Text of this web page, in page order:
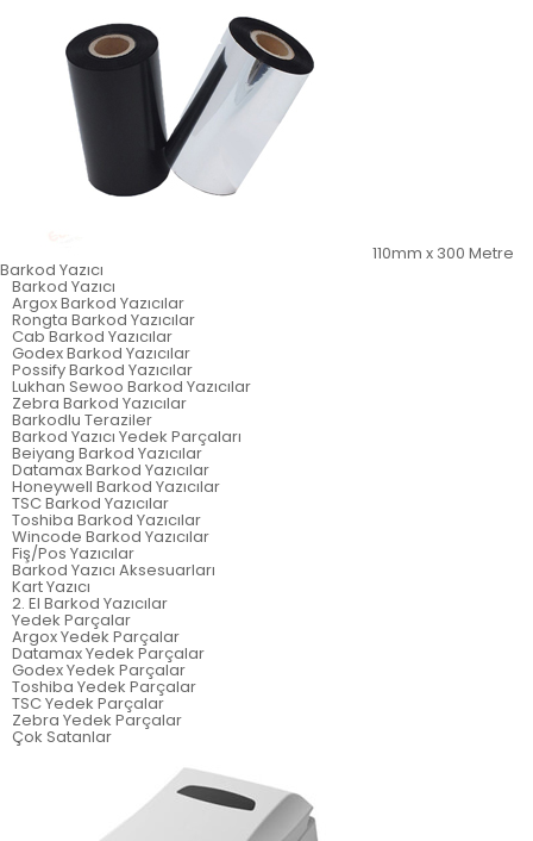
110mm x 300 Metre
Barkod Yazıcı
Barkod Yazıcı
Argox Barkod Yazıcılar
Rongta Barkod Yazıcılar
Cab Barkod Yazıcılar
Godex Barkod Yazıcılar
Possify Barkod Yazıcılar
Lukhan Sewoo Barkod Yazıcılar
Zebra Barkod Yazıcılar
Barkodlu Teraziler
Barkod Yazıcı Yedek Parçaları
Beiyang Barkod Yazıcılar
Datamax Barkod Yazıcılar
Honeywell Barkod Yazıcılar
TSC Barkod Yazıcılar
Toshiba Barkod Yazıcılar
Wincode Barkod Yazıcılar
Fiş/Pos Yazıcılar
Barkod Yazıcı Aksesuarları
Kart Yazıcı
2. El Barkod Yazıcılar
Yedek Parçalar
Argox Yedek Parçalar
Datamax Yedek Parçalar
Godex Yedek Parçalar
Toshiba Yedek Parçalar
TSC Yedek Parçalar
Zebra Yedek Parçalar
Çok Satanlar